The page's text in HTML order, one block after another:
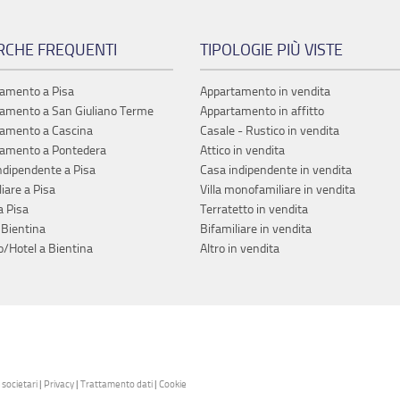
vendita
2026
Appartamento in vendita
4 vani - € 228.000
Pisa - San Giusto
Inserito il 09/07/2026
Bifamiliare in
6 vani - €
San Giuliano
Metato
Inserito 3 giorni fa
fa Inserito 6 giorni fa
FREQUENTI
a Pisa
a San Giuliano Terme
a Cascina
a Pontedera
a Pisa
a Pisa
Pisa
Hotel a Bientina
TIPOLOGIE PIÙ VISTE
Appartamento in vendita
Appartamento in affitto
Casale - Rustico in vendita
Attico in vendita
Casa indipendente in vendita
Villa monofamiliare in vendita
Terratetto in vendita
Bifamiliare in vendita
Altro in vendita
societari | Privacy | Trattamento dati | Cookie